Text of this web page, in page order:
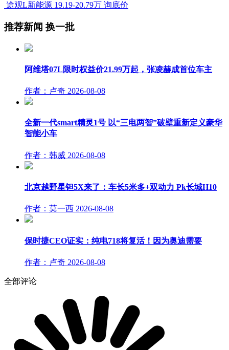
途观L新能源 19.19-20.79万 询底价
推荐新闻 换一批
阿维塔07L限时权益价21.99万起，张凌赫成首位车主
作者：卢奇 2026-08-08
全新一代smart精灵1号 以“三电两智”破壁重新定义豪华
智能小车
作者：韩威 2026-08-08
北京越野星钽5X来了：车长5米多+双动力 Pk长城H10
作者：莫一西 2026-08-08
保时捷CEO证实：纯电718将复活！因为奥迪需要
作者：卢奇 2026-08-08
全部评论